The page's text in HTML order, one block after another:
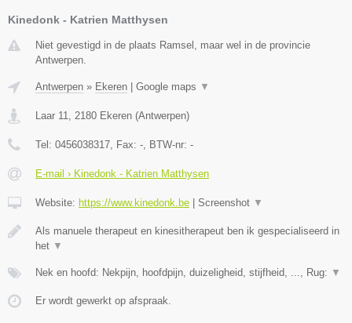
Kinedonk - Katrien Matthysen
Niet gevestigd in de plaats Ramsel, maar wel in de provincie
Antwerpen.
Antwerpen » Ekeren Google maps ▼
Laar 11, 2180 Ekeren (Antwerpen)
Tel: 0456038317, Fax: -, BTW-nr: -
E-mail › Kinedonk - Katrien Matthysen
Website: https://www.kinedonk.be Screenshot ▼
Als manuele therapeut en kinesitherapeut ben ik gespecialiseerd in
het ▼
Nek en hoofd: Nekpijn, hoofdpijn, duizeligheid, stijfheid, ..., Rug: ▼
Er wordt gewerkt op afspraak.